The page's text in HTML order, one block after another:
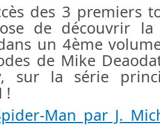
des 3 premiers
de découvrir
un 4ème
de Mike
sur la série
!
Man par J.